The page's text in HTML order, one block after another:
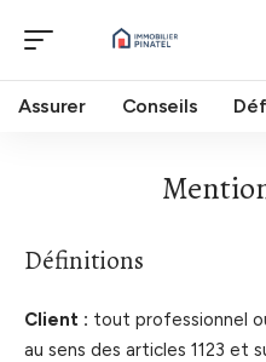
Assurer Conseils
Définitions
Client : tout professionnel
au sens des articles 1123 et